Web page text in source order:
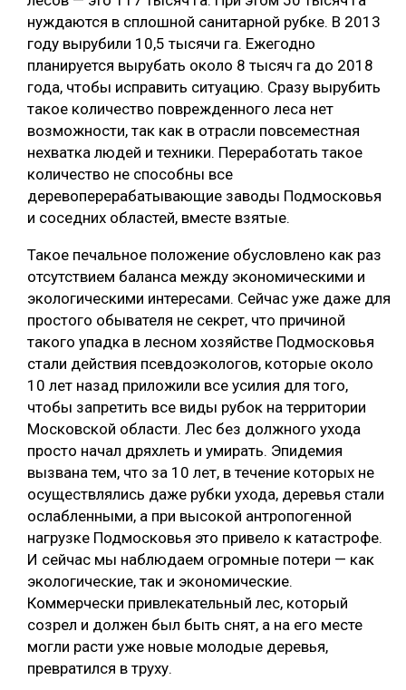
нуждаются в сплошной санитарной рубке. В 2013
году вырубили 10,5 тысячи га. Ежегодно
планируется вырубать около 8 тысяч га до 2018
года, чтобы исправить ситуацию. Сразу вырубить
такое количество поврежденного леса нет
возможности, так как в отрасли повсеместная
нехватка людей и техники. Переработать такое
количество не способны все
деревоперерабатывающие заводы Подмосковья
и соседних областей, вместе взятые.
Такое печальное положение обусловлено как раз
отсутствием баланса между экономическими и
экологическими интересами. Сейчас уже даже для
простого обывателя не секрет, что причиной
такого упадка в лесном хозяйстве Подмосковья
стали действия псевдоэкологов, которые около
10 лет назад приложили все усилия для того,
чтобы запретить все виды рубок на территории
Московской области. Лес без должного ухода
просто начал дряхлеть и умирать. Эпидемия
вызвана тем, что за 10 лет, в течение которых не
осуществлялись даже рубки ухода, деревья стали
ослабленными, а при высокой антропогенной
нагрузке Подмосковья это привело к катастрофе.
И сейчас мы наблюдаем огромные потери — как
экологические, так и экономические.
Коммерчески привлекательный лес, который
созрел и должен был быть снят, а на его месте
могли расти уже новые молодые деревья,
превратился в труху.